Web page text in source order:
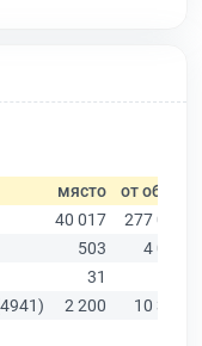
място от общо
40 017
277 019
503
4 019
31
2 200 10 330